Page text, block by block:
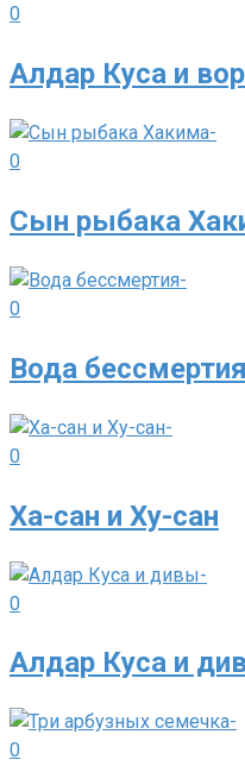
0
Алдар Куса и
0
Сын рыбака
0
Вода бессмертия
0
Ха-сан и Ху-сан
0
Алдар Куса и
0